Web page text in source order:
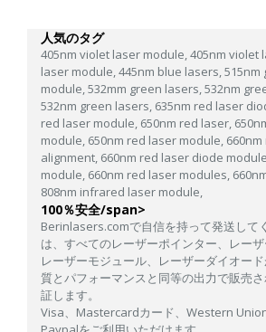
人気のタグ
405nm violet laser module,405nm violet
laser module,445nm blue lasers,515nm
module,532mm green lasers,532nm
532nm green lasers, 635nm red laser
red laser module, 650nm red laser,
module, 650nm red laser module,
alignment, 660nm red laser diode
module, 660nm red laser modules,
808nm infrared laser module,
100％安全/span>
Berinlasers.comで自信を持って発送して
は、すべてのレーザーポインター、レーザ
レーザーモジュール、レーザーダイオー
質とパフォーマンスと同等の出力で販売
証します。
Visa、Mastercardカード、Western Union